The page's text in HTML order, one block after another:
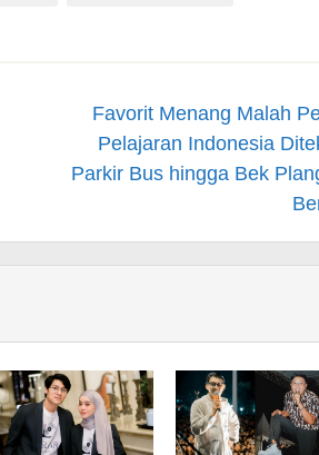
Favorit Menang Malah
Pelajaran Indonesia
Parkir Bus hingga Bek